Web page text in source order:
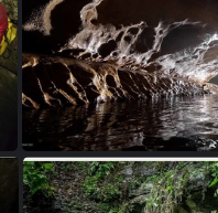
le 03 oct 2020 (20)